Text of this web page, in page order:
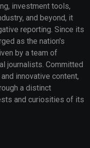
investment tools,
and beyond, it
reporting. Since its
as the nation's
by a team of
journalists. Committed
innovative content,
a distinct
and curiosities of its